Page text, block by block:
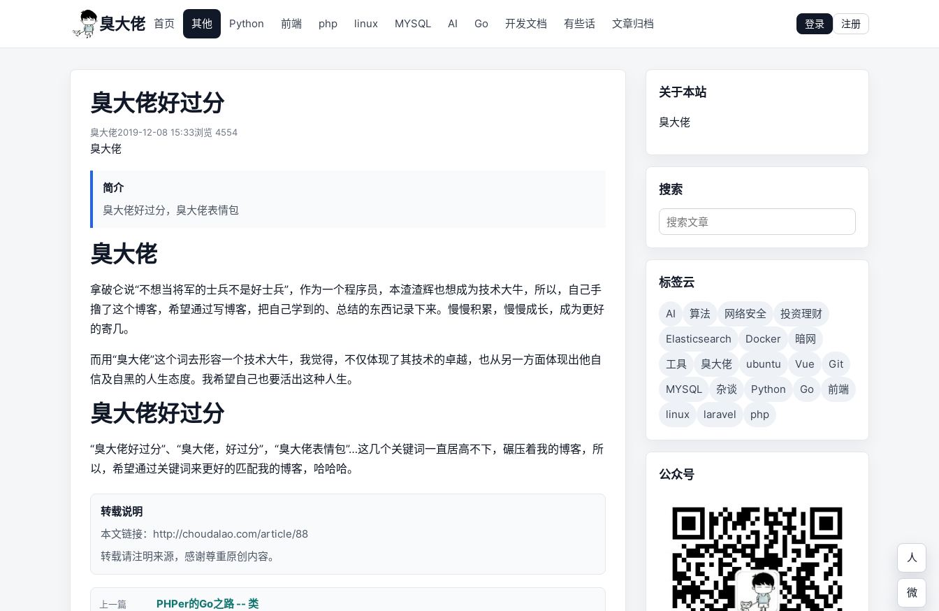
臭大佬 首页 其他 Python 前端 php linux MYSQL AI Go 开发文档 有些话 文章归档 登录 注册
臭大佬好过分
臭大佬2019-12-08 15:33浏览 4554
臭大佬
简介
臭大佬好过分，臭大佬表情包
臭大佬
拿破仑说“不想当将军的士兵不是好士兵”，作为一个程序员，本渣渣辉也想成为技术大牛，所以，自己手
撸了这个博客，希望通过写博客，把自己学到的、总结的东西记录下来。慢慢积累，慢慢成长，成为更好
的寄几。
而用“臭大佬”这个词去形容一个技术大牛，我觉得，不仅体现了其技术的卓越，也从另一方面体现出他自
信及自黑的人生态度。我希望自己也要活出这种人生。
臭大佬好过分
“臭大佬好过分”、“臭大佬，好过分”，“臭大佬表情包”…这几个关键词一直居高不下，碾压着我的博客，所
以，希望通过关键词来更好的匹配我的博客，哈哈哈。
转载说明
本文链接： http://choudalao.com/article/88
转载请注明来源，感谢尊重原创内容。
上一篇 PHPer的Go之路 -- 类
关于本站
臭大佬
搜索
标签云
AI 算法 网络安全
投资理财
Elasticsearch
Docker
暗网
工具
臭大佬 ubuntu Vue
Git
MYSQL
杂谈 Python Go
前端
linux
laravel php
公众号
人
微